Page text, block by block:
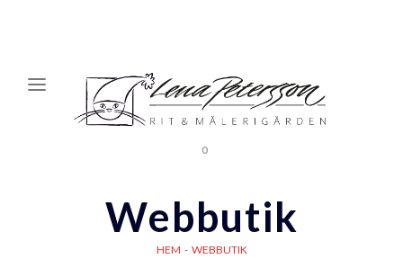
0
Webbutik
HEM - WEBBUTIK